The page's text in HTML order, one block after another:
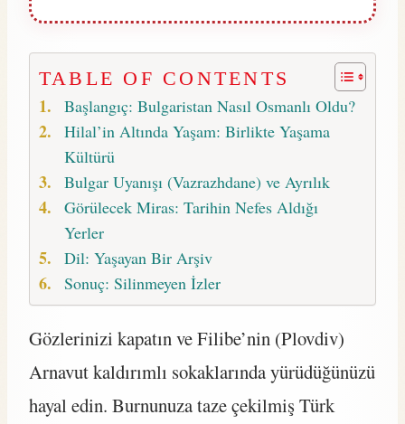
TABLE OF CONTENTS
Başlangıç: Bulgaristan Nasıl Osmanlı Oldu?
Hilal’in Altında Yaşam: Birlikte Yaşama
Kültürü
Bulgar Uyanışı (Vazrazhdane) ve Ayrılık
Görülecek Miras: Tarihin Nefes Aldığı
Yerler
Dil: Yaşayan Bir Arşiv
Sonuç: Silinmeyen İzler
Gözlerinizi kapatın ve Filibe’nin (Plovdiv)
Arnavut kaldırımlı sokaklarında yürüdüğünüzü
hayal edin. Burnunuza taze çekilmiş Türk